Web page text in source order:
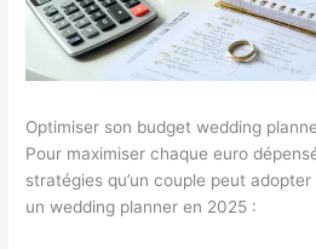
Optimiser son budget wedding
Pour maximiser chaque euro
stratégies qu’un couple peut adopter
un wedding planner en 2025 :